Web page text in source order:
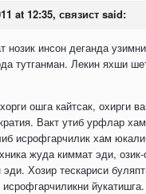
at 12:35, связист said:
нозик инсон деганда
тутганман. Лекин яхши
ошга кайтсак, охирги
Вакт утиб урфлар хам
исрофгарчилик хам
жуда киммат эди, озик-
эди. Хозир тескариси
йукатишга.